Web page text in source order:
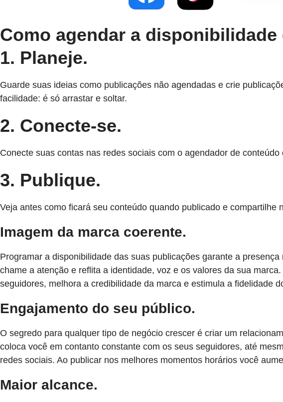
Como agendar a disponibilidade
1. Planeje.
Guarde suas ideias como publicações não agendadas e crie
facilidade: é só arrastar e soltar.
2. Conecte-se.
Conecte suas contas nas redes sociais com o agendador de
3. Publique.
Veja antes como ficará seu conteúdo quando publicado e
Imagem da marca coerente.
Programar a disponibilidade das suas publicações garante a
chame a atenção e reflita a identidade, voz e os valores da sua
seguidores, melhora a credibilidade da marca e estimula a fidelidade
Engajamento do seu público.
O segredo para qualquer tipo de negócio crescer é criar um
coloca você em contanto constante com os seus seguidores, até
redes sociais. Ao publicar nos melhores momentos horários você
Maior alcance.